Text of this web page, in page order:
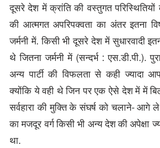
दूसरे देश में क्रांति की वस्तुगत परिस्थितियों
की आत्मगत अपरिपक्वता का अंतर इतना
जर्मनी में. किसी भी दूसरे देश में सुधारवादी
थे जितना जर्मनी में (सन्दर्भ : एस.डी.पी.).
अन्य पार्टी की विफलता से कही ज्यादा
क्योंकि ये वही थे जिन पर एक ऐसे देश में में
सर्वहारा की मुक्ति के संघर्ष को चलाने- आगे
का मजदूर वर्ग किसी भी अन्य देश की अपेक्षा
था.